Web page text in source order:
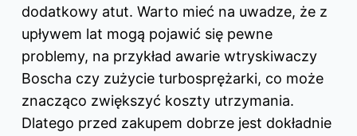
dodatkowy atut. Warto mieć na uwadze, że z
upływem lat mogą pojawić się pewne
problemy, na przykład awarie wtryskiwaczy
Boscha czy zużycie turbosprężarki, co może
znacząco zwiększyć koszty utrzymania.
Dlatego przed zakupem dobrze jest dokładnie